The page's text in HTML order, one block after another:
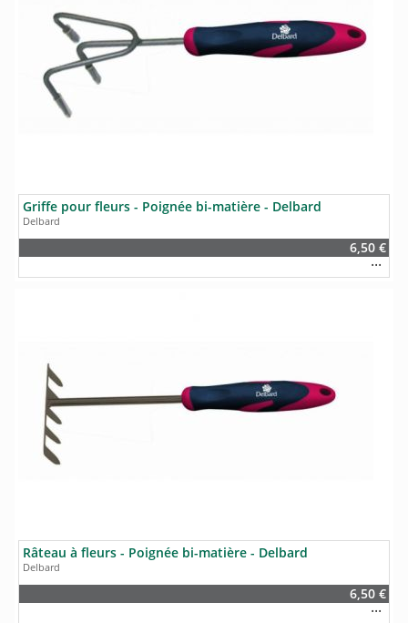
Griffe pour fleurs - Poignée bi-matière - Delbard
Delbard
6,50 €
Râteau à fleurs - Poignée bi-matière - Delbard
Delbard
6,50 €